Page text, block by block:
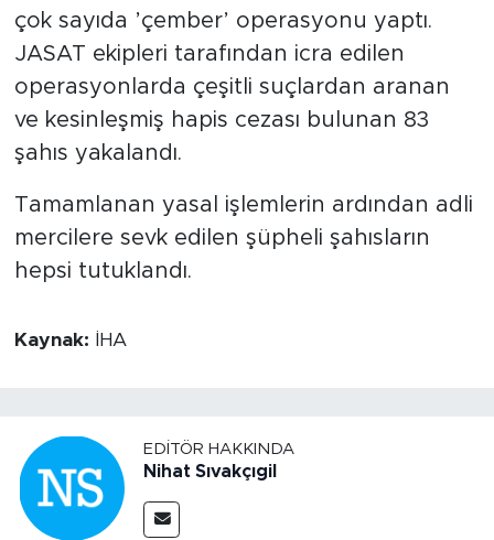
çok sayıda ’çember’ operasyonu yaptı.
JASAT ekipleri tarafından icra edilen
operasyonlarda çeşitli suçlardan aranan
ve kesinleşmiş hapis cezası bulunan 83
şahıs yakalandı.
Tamamlanan yasal işlemlerin ardından adli
mercilere sevk edilen şüpheli şahısların
hepsi tutuklandı.
Kaynak: İHA
EDITÖR HAKKINDA
Nihat Sıvakçıgil